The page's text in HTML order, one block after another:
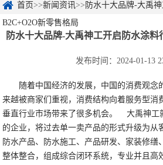
首页>>新闻资讯>> 防水十大品牌-大禹
B2C+O2O新零售格局
防水十大品牌-大禹神工开启防水涂料
发布时间：2024-01-13
随着中国经济的发展，中国的消费观念
来越被商家们重视，消费结构向着服务型消
垂直行业市场带来了很多机会。
大禹神工
的企业，将过去单一卖产品的形式升级为从
防水产品、防水施工、产品研发、家装修缮
整体整合，组成综合闭环系统，专业并且高